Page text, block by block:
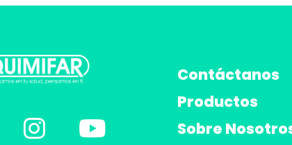
Contáctanos
Productos
Sobre